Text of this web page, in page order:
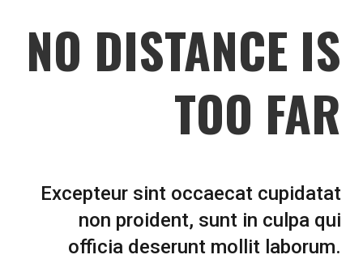
NO DISTANCE IS
TOO FAR
Excepteur sint occaecat cupidatat
non proident, sunt in culpa qui
officia deserunt mollit laborum.